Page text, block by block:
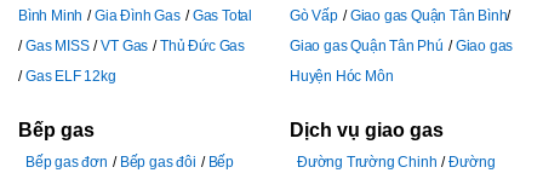
Bình Minh
Gia Đình Gas
Gas Total
Gas MISS
VT Gas
Thủ Đức Gas
Gas ELF 12kg
Bếp gas
Bếp gas đơn Bếp gas đôi
Bếp
Gò Vấp
Giao gas Quận Tân Bình
Giao gas Quận Tân Phú
Giao gas
Huyện Hóc Môn
Dịch vụ giao gas
Đường Trường Chinh
Đường